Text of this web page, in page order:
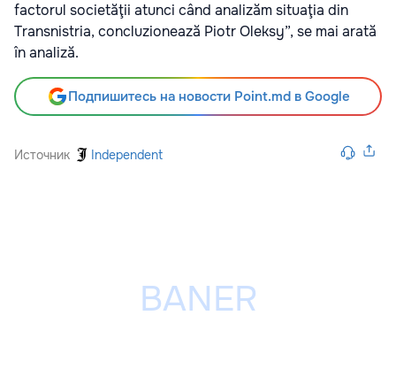
factorul societăţii atunci când analizăm situaţia din
Transnistria, concluzionează Piotr Oleksy”, se mai arată
în analiză.
Подпишитесь на новости Point.md в Google
Источник Independent